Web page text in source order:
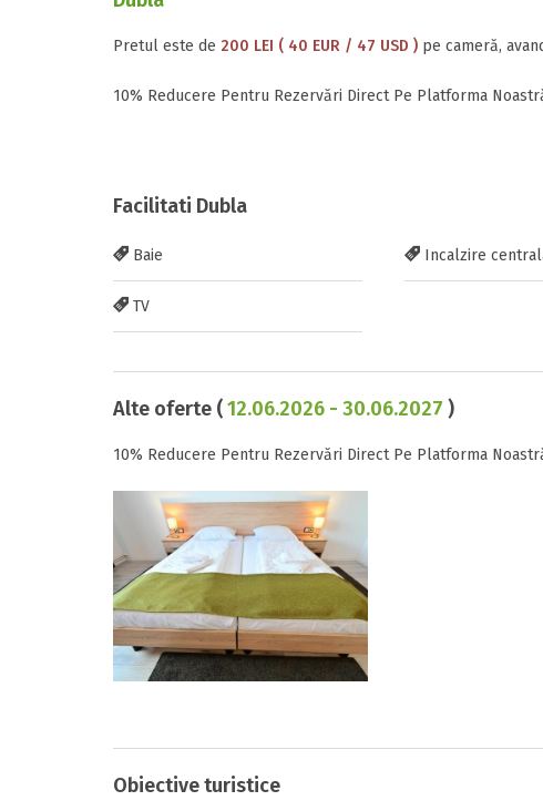
Pretul este de 200 LEI ( 40 EUR / 47 USD ) pe cameră,
10% Reducere Pentru Rezervări Direct Pe Platforma
Facilitati Dubla
Baie Incalzire
TV
Alte oferte (12.06.2026 - 30.06.2027 )
10% Reducere Pentru Rezervări Direct Pe Platforma
Obiective turistice